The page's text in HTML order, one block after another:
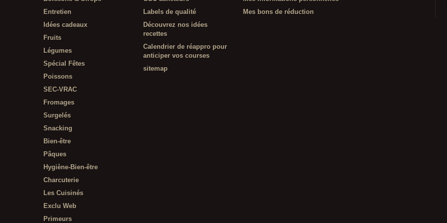
Entretien
Idées cadeaux
Fruits
Légumes
Spécial Fêtes
Poissons
SEC-VRAC
Fromages
Surgelés
Snacking
Bien-être
Pâques
Hygiène-Bien-être
Charcuterie
Les Cuisinés
Exclu Web
Primeurs
Labels de qualité
Découvrez nos idées
recettes
Calendrier de réappro pour
anticiper vos courses
sitemap
Mes bons de réduction